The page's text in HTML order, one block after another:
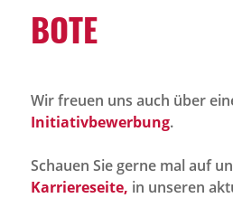
Historie
bbw als Arbeitgeber
BOTE
Wir freuen uns auch über
Initiativbewerbung.
Schauen Sie gerne mal auf
Karriereseite, in unseren